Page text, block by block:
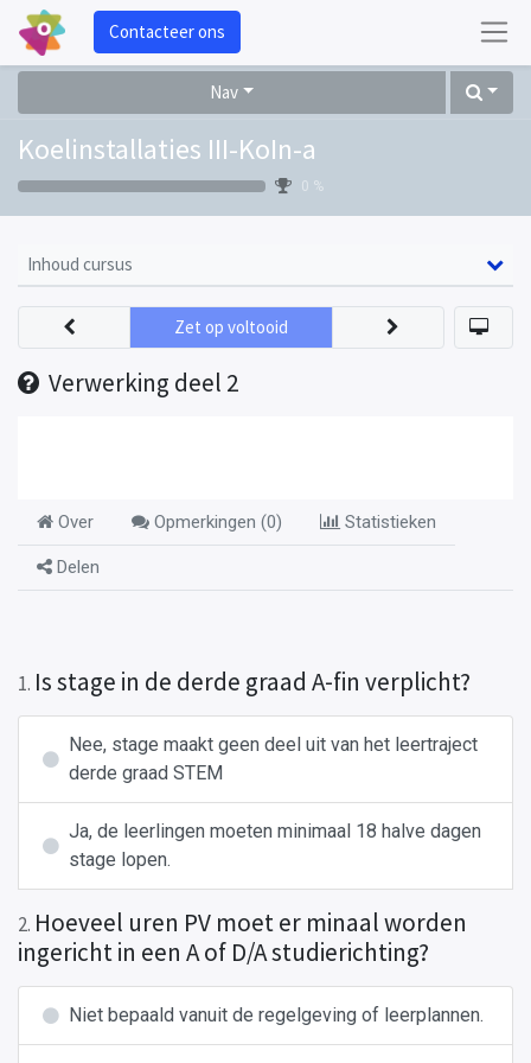
Contacteer ons
Nav
Koelinstallaties III-KoIn-a
0 %
Inhoud cursus
Verwerking deel 2
Zet op voltooid
Over Opmerkingen (0) Statistieken
Delen
1. Is stage in de derde graad A-fin verplicht?
Nee, stage maakt geen deel uit van het leertraject
derde graad STEM
Ja, de leerlingen moeten minimaal 18 halve dagen
stage lopen.
2. Hoeveel uren PV moet er minaal worden
ingericht in een A of D/A studierichting?
Niet bepaald vanuit de regelgeving of leerplannen.